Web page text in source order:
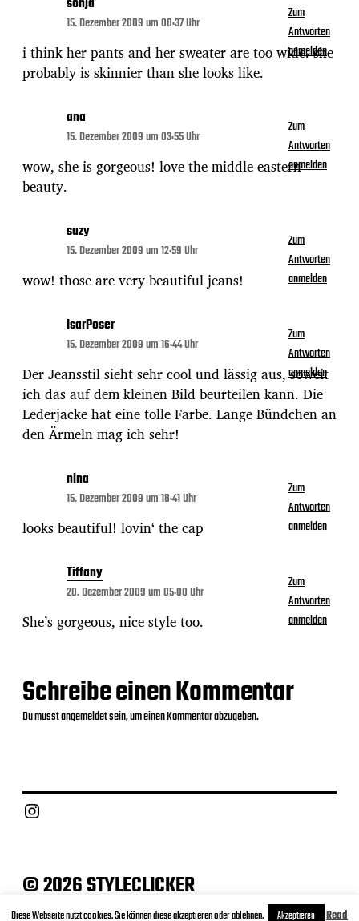
15. Dezember 2009 um 00:37 Uhr
i think her pants and her sweater are too wide. she
probably is skinnier than she looks like.
Zum
Antworten
anmelden
ana
15. Dezember 2009 um 03:55 Uhr
wow, she is gorgeous! love the middle eastern
beauty.
Zum
Antworten
anmelden
suzy
15. Dezember 2009 um 12:59 Uhr
wow! those are very beautiful jeans!
Zum
Antworten
anmelden
IsarPoser
15. Dezember 2009 um 16:44 Uhr
Der Jeansstil sieht sehr cool und lässig aus, soweit
ich das auf dem kleinen Bild beurteilen kann. Die
Lederjacke hat eine tolle Farbe. Lange Bündchen an
den Ärmeln mag ich sehr!
Zum
Antworten
anmelden
nina
15. Dezember 2009 um 18:41 Uhr
looks beautiful! lovin‘ the cap
Zum
Antworten
anmelden
Tiffany
20. Dezember 2009 um 05:00 Uhr
She’s gorgeous, nice style too.
Zum
Antworten
anmelden
Schreibe einen Kommentar
Du musstangemeldetsein, um einen Kommentar abzugeben.
Instagram
© 2026 STYLECLICKER
Diese Webseite nutzt cookies. Sie können diese akzeptieren oder ablehnen. Akzeptieren Read